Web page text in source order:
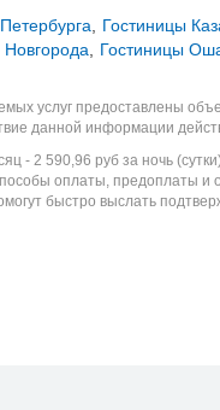
Гостиницы
Новгорода Гостиницы
услуг предоставлены
данной информации
- 2 590,96 руб за ночь
оплаты, предоплаты и
быстро выслать